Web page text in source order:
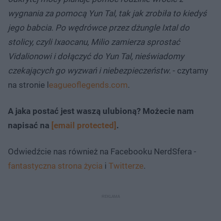
wygnania za pomocą Yun Tal, tak jak zrobiła to kiedyś
jego babcia. Po wędrówce przez dżungle Ixtal do
stolicy, czyli Ixaocanu, Milio zamierza sprostać
Vidalionowi i dołączyć do Yun Tal, nieświadomy
czekających go wyzwań i niebezpieczeństw. - czytamy
na stronie leagueoflegends.com.
A jaka postać jest waszą ulubioną? Możecie nam
napisać na [email protected] .
Odwiedźcie nas również na Facebooku NerdSfera -
fantastyczna strona życia i Twitterze.